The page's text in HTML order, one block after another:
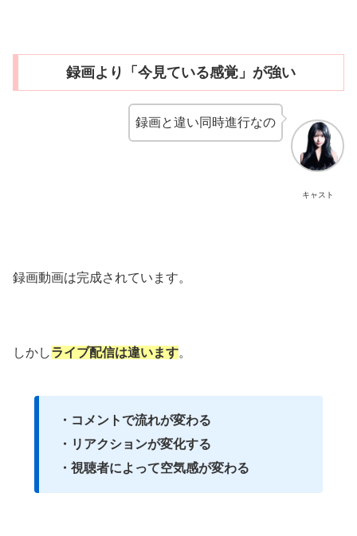
録画より「今見ている感覚」が強い
キャスト
録画と違い同時進行なの
録画動画は完成されています。
しかしライブ配信は違います。
・コメントで流れが変わる
・リアクションが変化する
・視聴者によって空気感が変わる